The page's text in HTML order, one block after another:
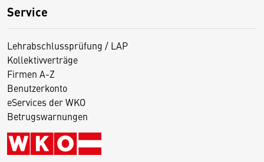
Service
Lehrabschlussprüfung / LAP
Kollektivverträge
Firmen A-Z
Benutzerkonto
eServices der WKO
Betrugswarnungen